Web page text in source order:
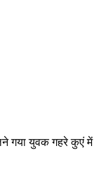
गया युवक गहरे कुएं में